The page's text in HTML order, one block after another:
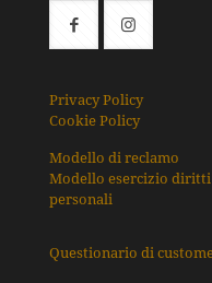
Privacy Policy
Cookie Policy
Modello di reclamo
Modello esercizio
personali
Questionario di